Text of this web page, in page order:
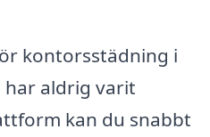
kontorsstädning i
har aldrig varit
kan du snabbt